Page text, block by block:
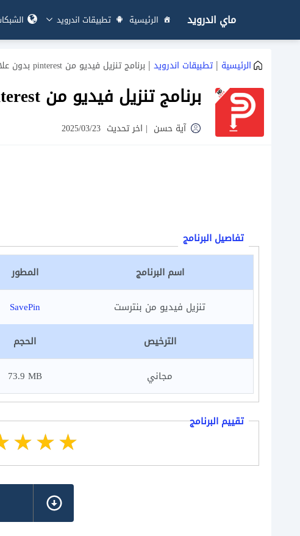
ماي اندرويد الرئيسية تطبيقات اندرويد
الرئيسية | تطبيقات اندرويد | برنامج تنزيل فيديو من pinterest بدون علامة مائية
برنامج تنزيل فيديو من pinterest بدون علامة مائية
آية حسن | اخر تحديث 2025/03/23
تفاصيل البرنامج
اسم البرنامج
المطور
تنزيل فيديو من بنترست SavePin
الترخيص
الحجم
مجاني 73.9 MB
تقييم البرنامج